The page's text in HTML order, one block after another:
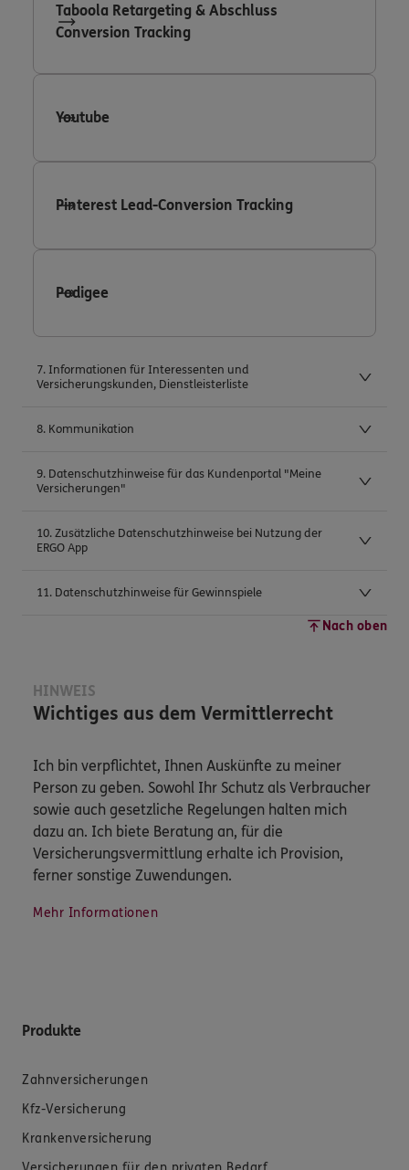
Taboola Retargeting & Abschluss
Conversion Tracking
Youtube
Pinterest Lead-Conversion Tracking
Podigee
7. Informationen für Interessenten und
Versicherungskunden, Dienstleisterliste
8. Kommunikation
9. Datenschutzhinweise für das Kundenportal "Meine
Versicherungen"
10. Zusätzliche Datenschutzhinweise bei Nutzung der
ERGO App
11. Datenschutzhinweise für Gewinnspiele
Nach oben
HINWEIS
Wichtiges aus dem Vermittlerrecht
Ich bin verpflichtet, Ihnen Auskünfte zu meiner
Person zu geben. Sowohl Ihr Schutz als Verbraucher
sowie auch gesetzliche Regelungen halten mich
dazu an. Ich biete Beratung an, für die
Versicherungsvermittlung erhalte ich Provision,
ferner sonstige Zuwendungen.
Mehr Informationen
Produkte
Zahnversicherungen
Kfz-Versicherung
Krankenversicherung